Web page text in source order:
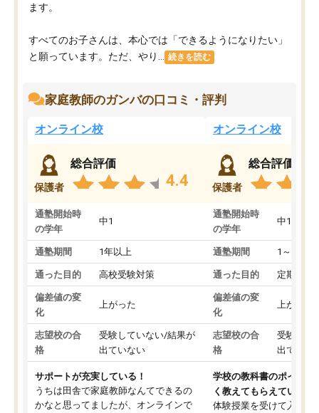
ます。
すべてのお子さんは、本心では「できるようになりたい」
と願っています。ただ、やり...
続きを読む
家庭教師のガンバの口コミ・評判
オンライン校
保護者
総合評価
4.4
通塾開始時
の学年
中1
通塾期間 1年以上
通った目的 高校受験対策
偏差値の変
化
上がった
志望校の合
格
受験していない/結果が
出ていない
サポートが充実している！
うちは田舎で家庭教師なんてできるの
かなと思ってましたが、オンラインで
オンライン校
保護者
総合評価
通塾開始時
の学年
中1
通塾期間 1～3ヵ月
通った目的 定期テス
偏差値の変
化
上がった
志望校の合
格
受験して
出ていな
学校の教科書のポイント
く教えてもらえている
体験授業を受けて入塾し